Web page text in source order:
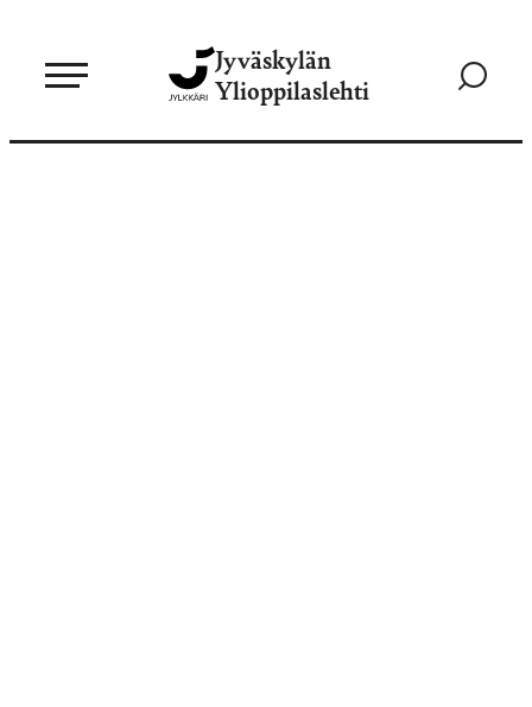
sisältöön
Jyväskylän
Ylioppilaslehti
Siirry